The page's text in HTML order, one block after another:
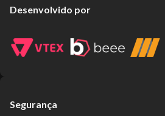
Desenvolvido por
Segurança